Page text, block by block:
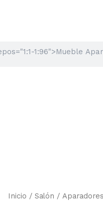
Inicio / Salón / Aparadores
Mueble